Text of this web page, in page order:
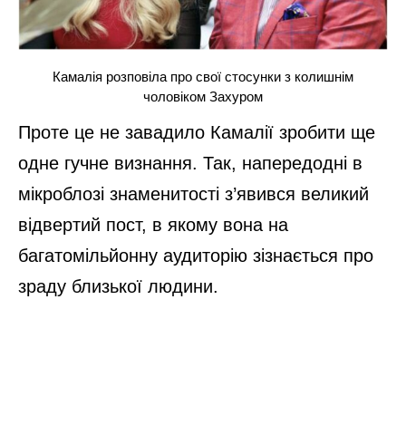
Камалія розповіла про свої стосунки з колишнім
чоловіком Захуром
Проте це не завадило Камалії зробити ще
одне гучне визнання. Так, напередодні в
мікроблозі знаменитості з’явився великий
відвертий пост, в якому вона на
багатомільйонну аудиторію зізнається про
зраду близької людини.